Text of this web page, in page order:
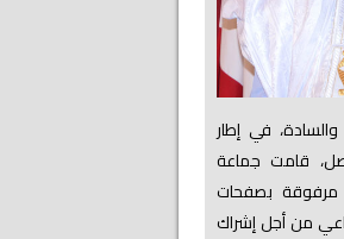
في إطار
قامت جماعة
مرفوقة بصفحات
من أجل إشراك